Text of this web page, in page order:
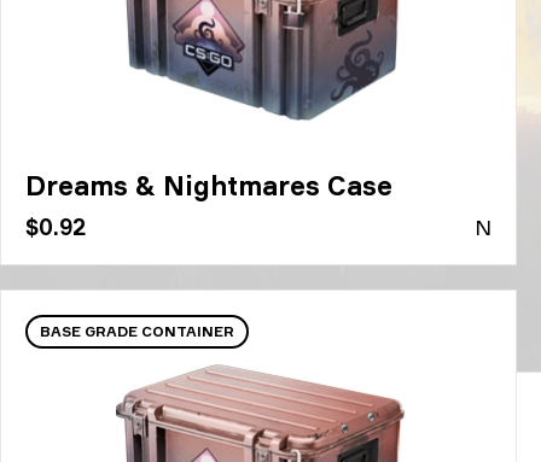
Dreams & Nightmares Case
$0.92 N
BASE GRADE CONTAINER